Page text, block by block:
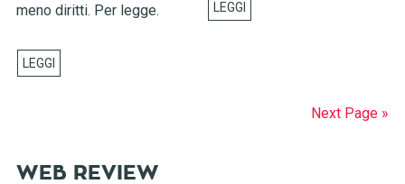
meno diritti. Per legge.
Next Page »
WEB REVIEW